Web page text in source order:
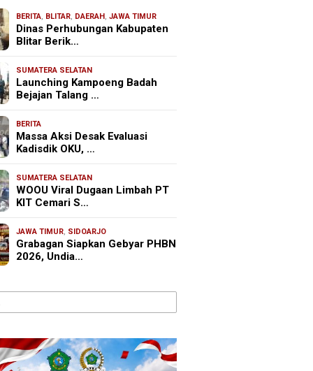
BERITA, BLITAR, DAERAH ,JAWA TIMUR
Dinas Perhubungan Kabupaten
Blitar Berik…
SUMATERA SELATAN
Launching Kampoeng Badah
Bejajan Talang …
BERITA
Massa Aksi Desak Evaluasi
Kadisdik OKU, …
SUMATERA SELATAN
WOOU Viral Dugaan Limbah PT
KIT Cemari S…
JAWA TIMUR, SIDOARJO
Grabagan Siapkan Gebyar PHBN
2026, Undia…